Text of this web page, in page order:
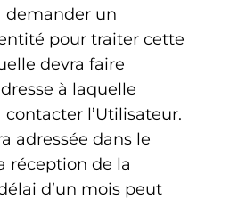
demander un
pour traiter cette
devra faire
à laquelle
contacter l’Utilisateur.
adressée dans le
réception de la
d’un mois peut